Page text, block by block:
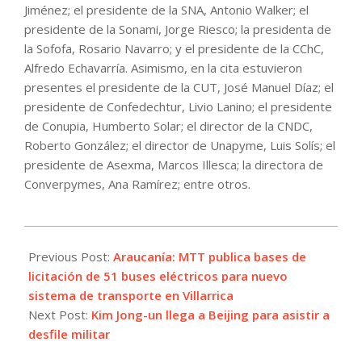
Jiménez; el presidente de la SNA, Antonio Walker; el
presidente de la Sonami, Jorge Riesco; la presidenta de
la Sofofa, Rosario Navarro; y el presidente de la CChC,
Alfredo Echavarría. Asimismo, en la cita estuvieron
presentes el presidente de la CUT, José Manuel Díaz; el
presidente de Confedechtur, Livio Lanino; el presidente
de Conupia, Humberto Solar; el director de la CNDC,
Roberto González; el director de Unapyme, Luis Solís; el
presidente de Asexma, Marcos Illesca; la directora de
Converpymes, Ana Ramírez; entre otros.
09-
02
Previous Post: Araucanía: MTT publica bases de
licitación de 51 buses eléctricos para nuevo
sistema de transporte en Villarrica
Next Post: Kim Jong-un llega a Beijing para asistir a
desfile militar